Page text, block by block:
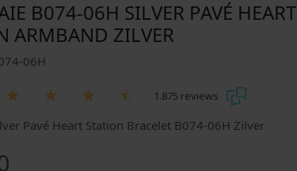
B074-06H SILVER PAVÉ HEART
ARMBAND ZILVER
06H
1.875 reviews
Pavé Heart Station Bracelet B074-06H Zilver